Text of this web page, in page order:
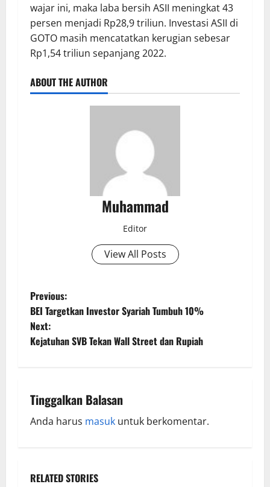
wajar ini, maka laba bersih ASII meningkat 43
persen menjadi Rp28,9 triliun. Investasi ASII di
GOTO masih mencatatkan kerugian sebesar
Rp1,54 triliun sepanjang 2022.
ABOUT THE AUTHOR
Muhammad
Editor
View All Posts
Previous:
BEI Targetkan Investor Syariah Tumbuh 10%
Next:
Kejatuhan SVB Tekan Wall Street dan Rupiah
Tinggalkan Balasan
Anda harus masuk untuk berkomentar.
RELATED STORIES